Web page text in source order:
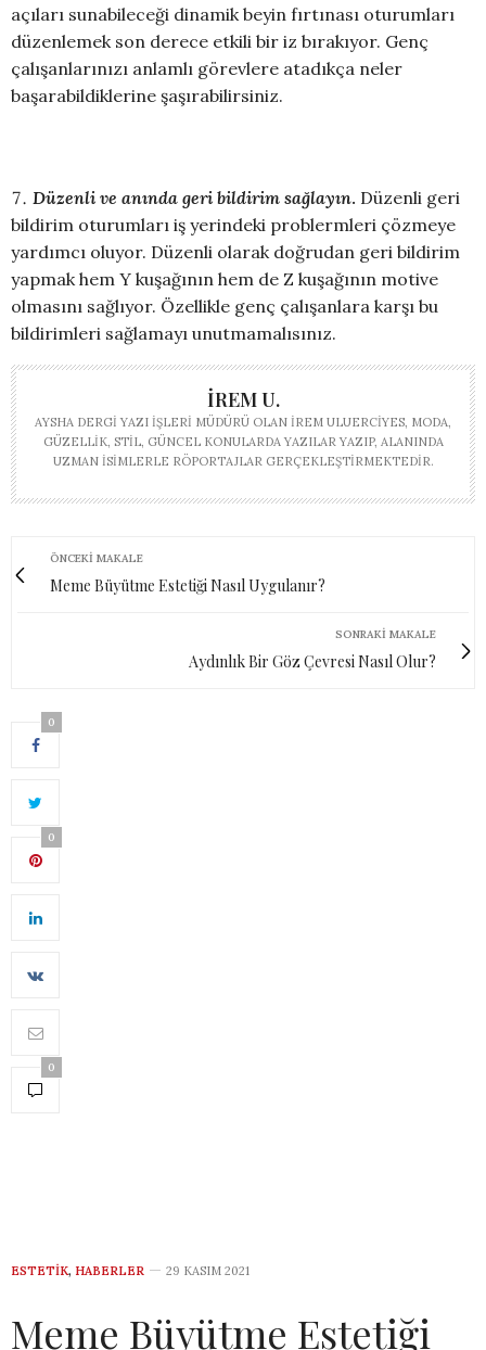
açıları sunabileceği dinamik beyin fırtınası oturumları
düzenlemek son derece etkili bir iz bırakıyor. Genç
çalışanlarınızı anlamlı görevlere atadıkça neler
başarabildiklerine şaşırabilirsiniz.
Düzenli ve anında geri bildirim sağlayın. Düzenli geri
bildirim oturumları iş yerindeki problermleri çözmeye
yardımcı oluyor. Düzenli olarak doğrudan geri bildirim
yapmak hem Y kuşağının hem de Z kuşağının motive
olmasını sağlıyor. Özellikle genç çalışanlara karşı bu
bildirimleri sağlamayı unutmamalısınız.
İREM U.
AYSHA DERGI YAZI İŞLERI MÜDÜRÜ OLAN İREM ULUERCIYES, MODA,
GÜZELLIK, STIL, GÜNCEL KONULARDA YAZILAR YAZIP, ALANINDA
UZMAN ISIMLERLE RÖPORTAJLAR GERÇEKLEŞTIRMEKTEDIR.
ÖNCEKI MAKALE
Meme Büyütme Estetiği Nasıl Uygulanır?
SONRAKI MAKALE
Aydınlık Bir Göz Çevresi Nasıl Olur?
0
0
0
ESTETIK, HABERLER 29 KASIM 2021
Meme Büyütme Estetiği